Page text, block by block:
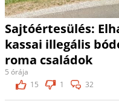
Sajtóértesülés:
kassai illegális
roma családok
5 órája
15
1 32